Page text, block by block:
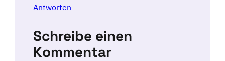
Antworten
Schreibe einen
Kommentar